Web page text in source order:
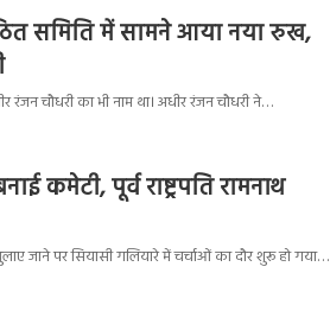
समिति में सामने आया नया रुख,
चौधरी का भी नाम था। अधीर रंजन चौधरी ने…
कमेटी, पूर्व राष्ट्रपति रामनाथ
जाने पर सियासी गलियारे में चर्चाओं का दौर शुरू हो गया…